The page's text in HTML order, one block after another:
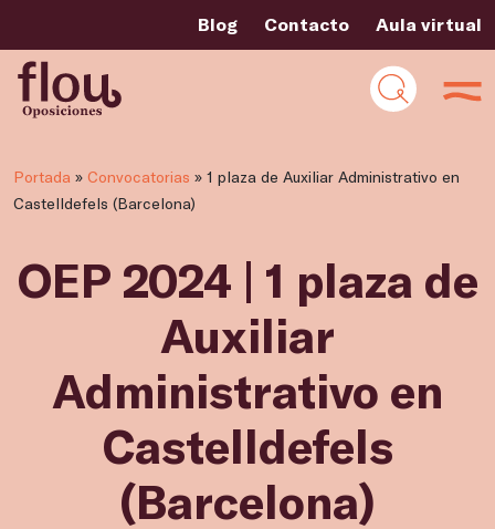
Blog Contacto Aula virtual
Portada » Convocatorias » 1 plaza de Auxiliar Administrativo en
Castelldefels (Barcelona)
OEP 2024 | 1 plaza de
Auxiliar
Administrativo en
Castelldefels
(Barcelona)